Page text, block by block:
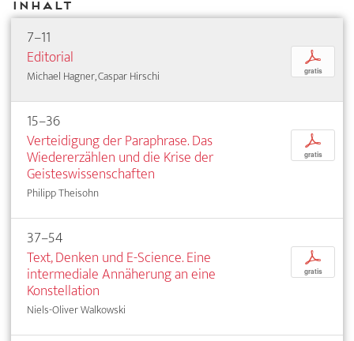
Inhalt
7–11
Editorial
Michael Hagner, Caspar Hirschi
p
gratis
15–36
Verteidigung der Paraphrase. Das
Wiedererzählen und die Krise der
Geisteswissenschaften
Philipp Theisohn
p
gratis
37–54
Text, Denken und E-Science. Eine
intermediale Annäherung an eine
Konstellation
Niels-Oliver Walkowski
p
gratis